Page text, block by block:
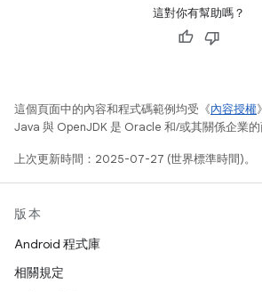
這對你有幫助嗎？
這個頁面中的內容和程式碼範例均受《內容授權
Java 與 OpenJDK 是 Oracle 和/或其關係企業的
上次更新時間：2025-07-27 (世界標準時間)。
版本
Android 程式庫
相關規定